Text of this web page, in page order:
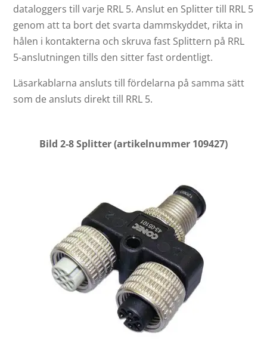
dataloggers till varje RRL 5. Anslut en Splitter till RRL 5
genom att ta bort det svarta dammskyddet, rikta in
hålen i kontakterna och skruva fast Splittern på RRL
5-anslutningen tills den sitter fast ordentligt.
Läsarkablarna ansluts till fördelarna på samma sätt
som de ansluts direkt till RRL 5.
Bild 2-8 Splitter (artikelnummer 109427)